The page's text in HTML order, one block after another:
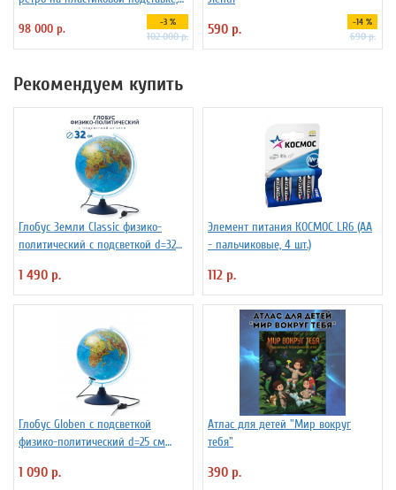
98 000 р. -3 %
102 000 р. 590 р. -14 %
690 р.
Рекомендуем купить
Глобус Земли Classic физико-
политический с подсветкой d=32
1 490 р.
Элемент питания КОСМОС LR6 (АА
- пальчиковые, 4 шт.)
112 р.
Глобус Globen с подсветкой
физико-политический d=25 см
1 090 р.
Атлас для детей "Мир вокруг
тебя"
390 р.